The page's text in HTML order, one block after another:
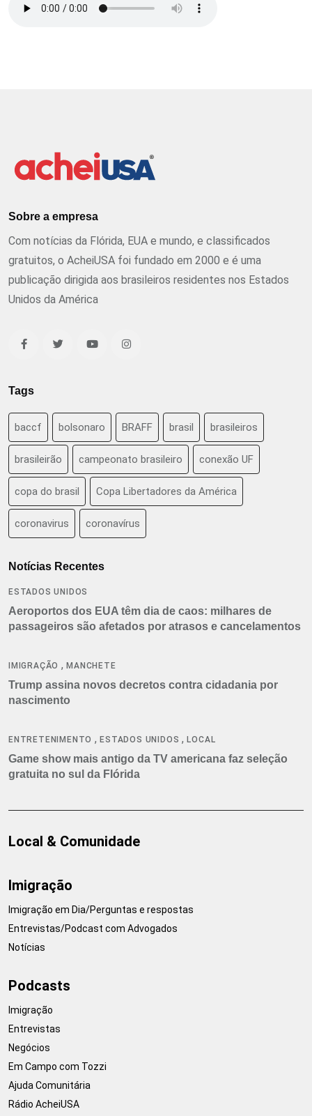
Sobre a empresa
Com notícias da Flórida, EUA e mundo, e classificados
gratuitos, o AcheiUSA foi fundado em 2000 e é uma
publicação dirigida aos brasileiros residentes nos Estados
Unidos da América
Tags
baccf bolsonaro BRAFF brasil brasileiros
brasileirão campeonato brasileiro conexão UF
copa do brasil Copa Libertadores da América
coronavirus coronavírus
Notícias Recentes
ESTADOS UNIDOS
Aeroportos dos EUA têm dia de caos: milhares de
passageiros são afetados por atrasos e cancelamentos
IMIGRAÇÃO ,MANCHETE
Trump assina novos decretos contra cidadania por
nascimento
ENTRETENIMENTO ,ESTADOS UNIDOS ,LOCAL
Game show mais antigo da TV americana faz seleção
gratuita no sul da Flórida
Local & Comunidade
Imigração
Imigração em Dia/Perguntas e respostas
Entrevistas/Podcast com Advogados
Notícias
Podcasts
Imigração
Entrevistas
Negócios
Em Campo com Tozzi
Ajuda Comunitária
Rádio AcheiUSA